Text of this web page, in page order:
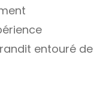
entouré de